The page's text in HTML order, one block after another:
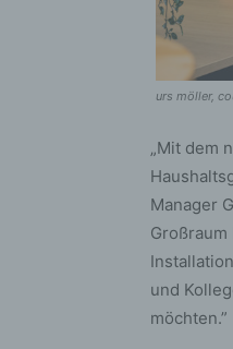
urs möller,
„Mit dem
Manager
und
möchten.”